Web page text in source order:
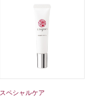
スペシャルケア